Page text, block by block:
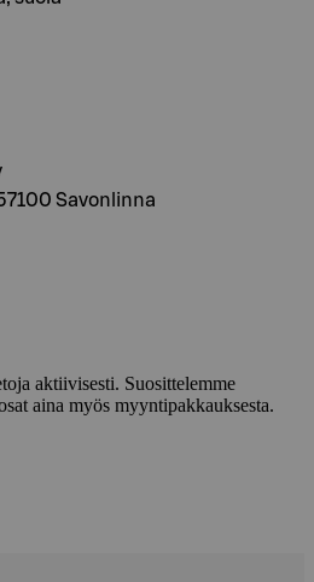
Savonlinna
aktiivisesti. Suosittelemme
aina myös myyntipakkauksesta.